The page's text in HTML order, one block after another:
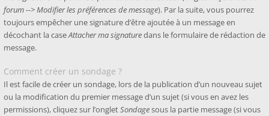
forum --> Modifier les préférences de message). Par la suite, vous pourrez
toujours empêcher une signature d’être ajoutée à un message en
décochant la caseAttacher ma signaturedans le formulaire de rédaction de
message.
Comment créer un sondage ?
Il est facile de créer un sondage, lors de la publication d’un nouveau sujet
ou la modification du premier message d’un sujet (si vous en avez les
permissions), cliquez sur l’ongletSondagesous la partie message (si vous